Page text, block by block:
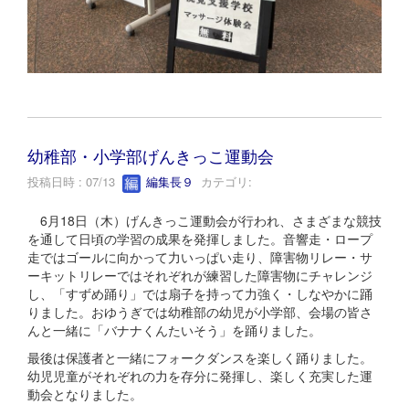
幼稚部・小学部げんきっこ運動会
投稿日時 : 07/13 編集長９ カテゴリ:
6月18日（木）げんきっこ運動会が行われ、さまざまな競技
を通して日頃の学習の成果を発揮しました。音響走・ロープ
走ではゴールに向かって力いっぱい走り、障害物リレー・サ
ーキットリレーではそれぞれが練習した障害物にチャレンジ
し、「すずめ踊り」では扇子を持って力強く・しなやかに踊
りました。おゆうぎでは幼稚部の幼児が小学部、会場の皆さ
んと一緒に「バナナくんたいそう」を踊りました。
最後は保護者と一緒にフォークダンスを楽しく踊りました。
幼児児童がそれぞれの力を存分に発揮し、楽しく充実した運
動会となりました。